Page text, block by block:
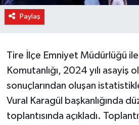
Paylaş
Tire İlçe Emniyet Müdürlüğü
Komutanlığı, 2024 yılı asayiş
sonuçlarından oluşan
Vural Karagül başkanlığında
toplantısında açıkladı.